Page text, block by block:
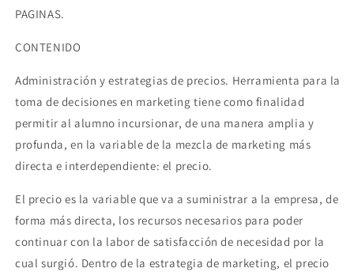
SANCHEZ
PAGINAS.
CONTENIDO
Administración y estrategias de precios. Herramienta para la
toma de decisiones en marketing tiene como finalidad
permitir al alumno incursionar, de una manera amplia y
profunda, en la variable de la mezcla de marketing más
directa e interdependiente: el precio.
El precio es la variable que va a suministrar a la empresa, de
forma más directa, los recursos necesarios para poder
continuar con la labor de satisfacción de necesidad por la
cual surgió. Dentro de la estrategia de marketing, el precio